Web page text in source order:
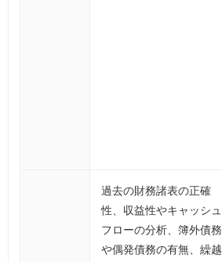
過去の財務諸表の正確
性、収益性やキャッシュ
フローの分析、簿外債務
や偶発債務の有無、繰越